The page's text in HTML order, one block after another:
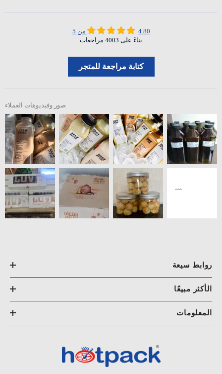
4.80 من 5
بناءً على 4003 مراجعات
كتابة مراجعة للمتجر
صور وفيديوهات العملاء
روابط سيعة
الأكثر مبيعًا
المعلومات